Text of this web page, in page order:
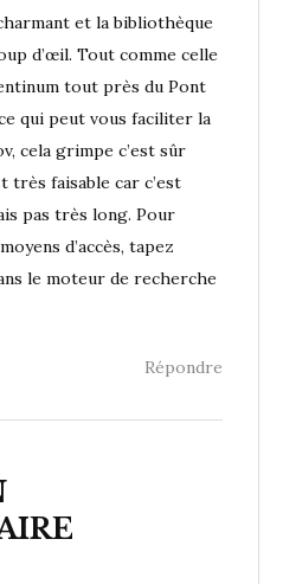
et la bibliothèque
d’œil. Tout comme celle
tout près du Pont
qui peut vous faciliter la
cela grimpe c’est sûr
très faisable car c’est
pas très long. Pour
d’accès, tapez
le moteur de recherche
Répondre